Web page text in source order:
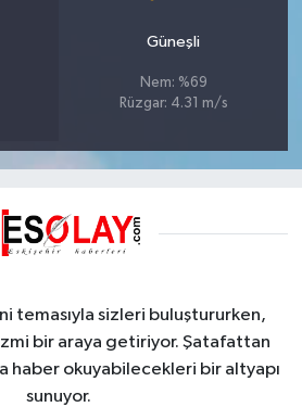
Güneşli
Nem: %69
Rüzgar: 4.31 m/s
temasıyla sizleri buluştururken,
bir araya getiriyor. Şatafattan
haber okuyabilecekleri bir altyapı
sunuyor.